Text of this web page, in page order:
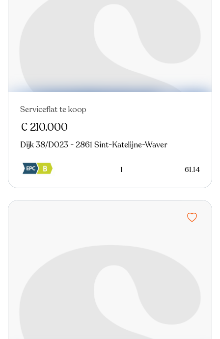
Serviceflat te koop
€ 210.000
Dijk 38/D023 - 2861 Sint-Katelijne-Waver
1 61.14